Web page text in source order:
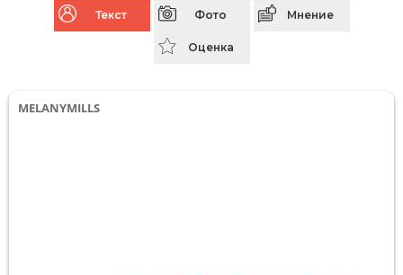
Текст Фото Мнение
Оценка
MELANYMILLS